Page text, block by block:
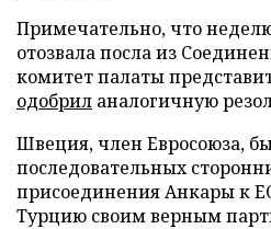
Примечательно, что
отозвала посла из
комитет палаты
одобрил аналогичную
Швеция, член Евросоюза,
последовательных
присоединения Анкары к
Турцию своим верным